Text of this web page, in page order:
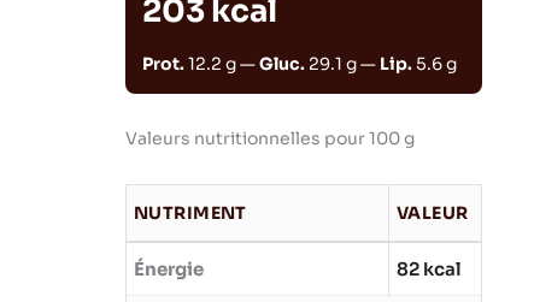
203 kcal
Prot.12.2 g —Gluc. 29.1 g — Lip.5.6 g
Valeurs nutritionnelles pour 100 g
NUTRIMENT VALEUR
Énergie 82 kcal